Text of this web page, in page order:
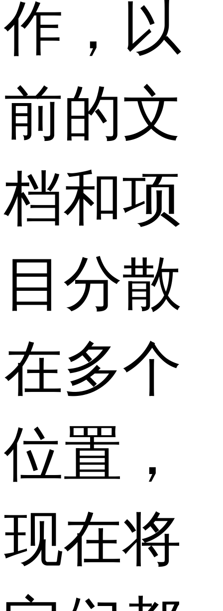
作，以
前的文
档和项
目分散
在多个
位置，
现在将